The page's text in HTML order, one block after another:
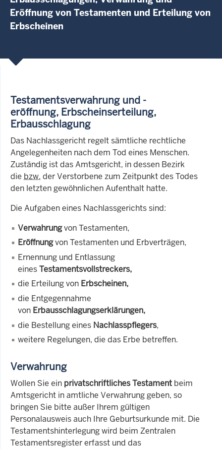
Eröffnung von Testamenten und Erteilung von
Erbscheinen
Testamentsverwahrung und -
eröffnung, Erbscheinserteilung,
Erbausschlagung
Das Nachlassgericht regelt sämtliche rechtliche
Angelegenheiten nach dem Tod eines Menschen.
Zuständig ist das Amtsgericht, in dessen Bezirk
die bzw. der Verstorbene zum Zeitpunkt des Todes
den letzten gewöhnlichen Aufenthalt hatte.
Die Aufgaben eines Nachlassgerichts sind:
Verwahrungvon Testamenten,
Eröffnungvon Testamenten und Erbverträgen,
Ernennung und Entlassung
einesTestamentsvollstreckers,
die Erteilung von Erbscheinen,
die Entgegennahme
von Erbausschlagungserklärungen,
die Bestellung eines Nachlasspflegers,
weitere Regelungen, die das Erbe betreffen.
Verwahrung
Wollen Sie ein privatschriftliches Testament beim
Amtsgericht in amtliche Verwahrung geben, so
bringen Sie bitte außer Ihrem gültigen
Personalausweis auch Ihre Geburtsurkunde mit. Die
Testamentshinterlegung wird beim Zentralen
Testamentsregister erfasst und das